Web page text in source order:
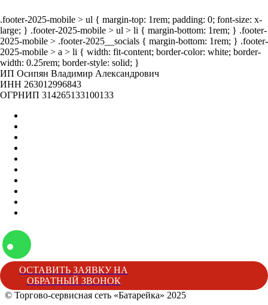
.footer-2025-mobile > ul { margin-top: 1rem; padding: 0; font-size: x-
large; } .footer-2025-mobile > ul > li { margin-bottom: 1rem; } .footer-
2025-mobile > .footer-2025__socials { margin-bottom: 1rem; } .footer-
2025-mobile > a > li { width: fit-content; border-color: white; border-
width: 0.25rem; border-style: solid; }
ИП Осипян Владимир Александрович
ИНН 263012996843
ОГРНИП 314265133100133
ОСТАВИТЬ ЗАЯВКУ НА
ОБРАТНЫЙ ЗВОНОК
© Торгово-сервисная сеть «Батарейка» 2025